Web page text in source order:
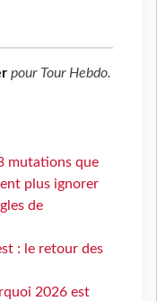
pour Tour Hebdo.
mutations que
plus ignorer
de
: le retour des
2026 est